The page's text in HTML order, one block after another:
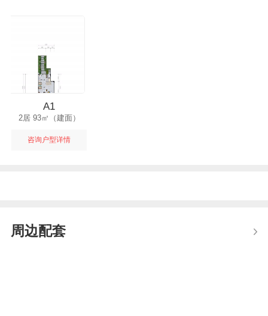
A1
2居 93㎡（建面）
咨询户型详情
周边配套